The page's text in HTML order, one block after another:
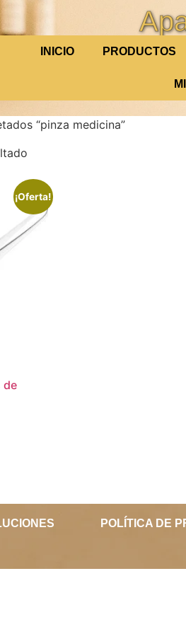
INICIO PRODUCTOS
“pinza medicina”
¡Oferta!
de
POLÍTICA DE